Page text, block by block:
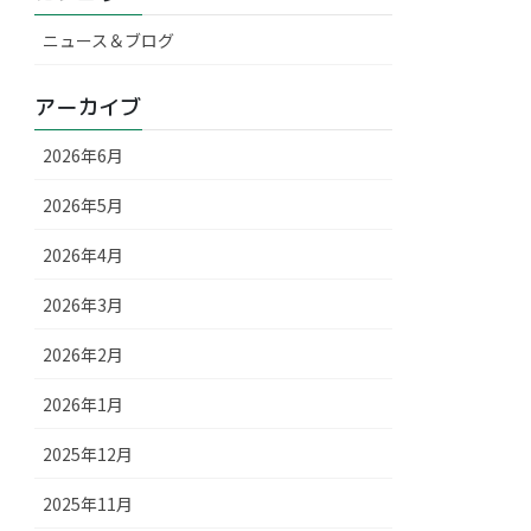
ニュース＆ブログ
アーカイブ
2026年6月
2026年5月
2026年4月
2026年3月
2026年2月
2026年1月
2025年12月
2025年11月